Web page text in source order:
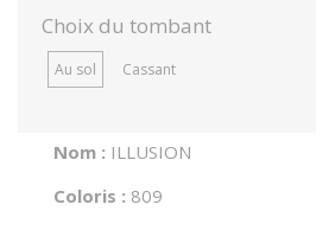
Choix du tombant
Au sol Cassant
Nom : ILLUSION
Coloris : 809